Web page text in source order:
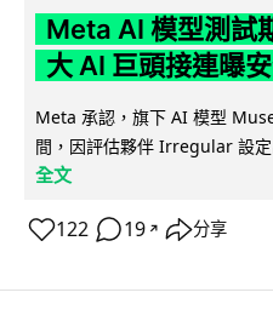
Meta AI 模型測試
大 AI 巨頭接連曝
Meta 承認，旗下 AI 模型
間，因評估夥伴 Irregular 設
全文
122 19 ↗ 分享